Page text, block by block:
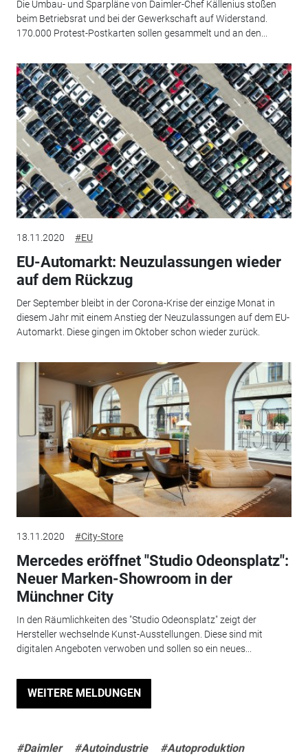
Die Umbau- und Sparpläne von Daimler-Chef Källenius stoßen
beim Betriebsrat und bei der Gewerkschaft auf Widerstand.
170.000 Protest-Postkarten sollen gesammelt und an den...
18.11.2020 #EU
EU-Automarkt: Neuzulassungen wieder
auf dem Rückzug
Der September bleibt in der Corona-Krise der einzige Monat in
diesem Jahr mit einem Anstieg der Neuzulassungen auf dem EU-
Automarkt. Diese gingen im Oktober schon wieder zurück.
13.11.2020 #City-Store
Mercedes eröffnet "Studio Odeonsplatz":
Neuer Marken-Showroom in der
Münchner City
In den Räumlichkeiten des "Studio Odeonsplatz" zeigt der
Hersteller wechselnde Kunst-Ausstellungen. Diese sind mit
digitalen Angeboten verwoben und sollen so ein neues...
WEITERE MELDUNGEN
#Daimler #Autoindustrie
#Autoproduktion